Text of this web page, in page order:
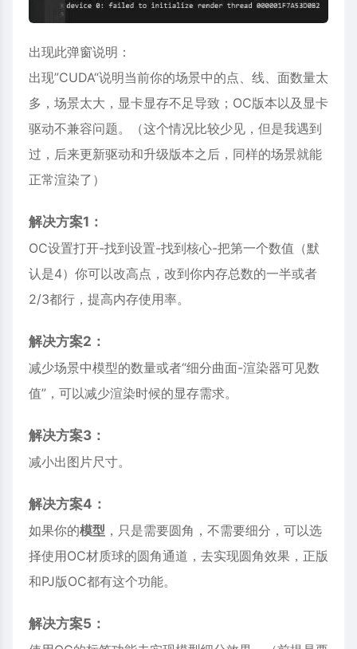
出现此弹窗说明：
出现”CUDA“说明当前你的场景中的点、线、面数量太
多，场景太大，显卡显存不足导致；OC版本以及显卡
驱动不兼容问题。（这个情况比较少见，但是我遇到
过，后来更新驱动和升级版本之后，同样的场景就能
正常渲染了）
解决方案1：
OC设置打开-找到设置-找到核心-把第一个数值（默
认是4）你可以改高点，改到你内存总数的一半或者
2/3都行，提高内存使用率。
解决方案2：
减少场景中模型的数量或者“细分曲面-渲染器可见数
值”，可以减少渲染时候的显存需求。
解决方案3：
减小出图片尺寸。
解决方案4：
如果你的模型 ，只是需要圆角，不需要细分，可以选
择使用OC材质球的圆角通道，去实现圆角效果，正版
和PJ版OC都有这个功能。
解决方案5：